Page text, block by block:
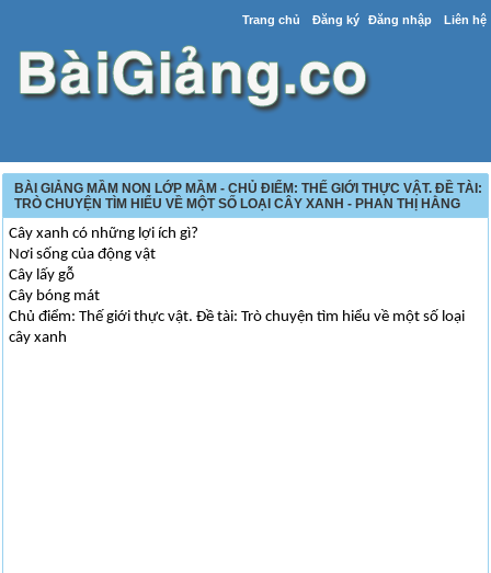
Trang chủ Đăng ký Đăng nhập Liên hệ
BÀI GIẢNG MẦM NON LỚP MẦM - CHỦ ĐIỂM: THẾ GIỚI THỰC VẬT. ĐỀ TÀI:
TRÒ CHUYỆN TÌM HIỂU VỀ MỘT SỐ LOẠI CÂY XANH - PHAN THỊ HẰNG
Cây xanh có những lợi ích gì?
Nơi sống của động vật
Cây lấy gỗ
Cây bóng mát
Chủ điểm: Thế giới thực vật. Đề tài: Trò chuyện tìm hiểu về một số loại
cây xanh